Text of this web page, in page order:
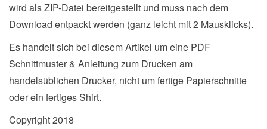
wird als ZIP-Datei bereitgestellt und muss nach dem
Download entpackt werden (ganz leicht mit 2 Mausklicks).
Es handelt sich bei diesem Artikel um eine PDF
Schnittmuster & Anleitung zum Drucken am
handelsüblichen Drucker, nicht um fertige Papierschnitte
oder ein fertiges Shirt.
Copyright 2018